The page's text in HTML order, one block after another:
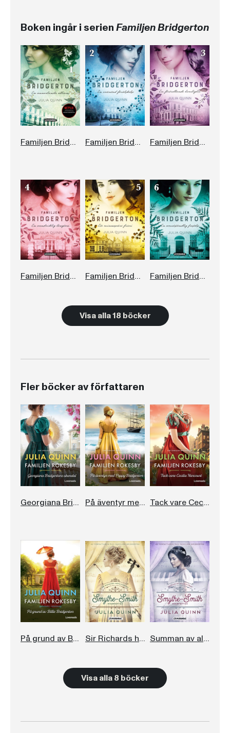
Boken ingår i serienFamiljen Bridgerton
Familjen Bridgerton. En annorlunda allians Familjen Bridgerton. En oväntad förälskelse Familjen Bridgerton. En förtrollande hemlighet
Familjen Bridgerton. En oundviklig längtan Familjen Bridgerton. Ett minnesvärt frieri Familjen Bridgerton: En oemotståndlig frestelse
Visa alla 18 böcker
Fler böcker av författaren
Georgiana Bridgertons skandal På äventyr med Poppy Bridgerton Tack vare Cecilia Harcourt
På grund av Billie Bridgerton Sir Richards hemligheter Summan av alla kyssar
Visa alla 8 böcker